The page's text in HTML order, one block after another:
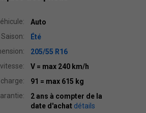
Auto
Saison:
Été
205/55 R16
V = max 240 km/h
91 = max 615 kg
2 ans à compter de la
date d'achat détails